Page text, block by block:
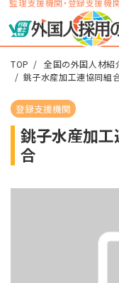
監理支援機関・登録支援機
TOP 全国の外国人材紹
銚子水産加工連協同組
登録支援機関
銚子水産加工
合